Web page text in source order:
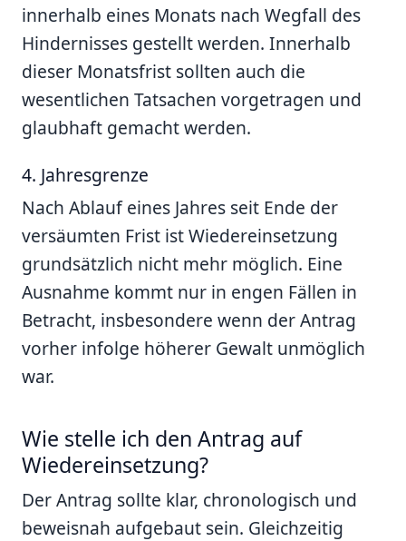
innerhalb eines Monats nach Wegfall des
Hindernisses gestellt werden. Innerhalb
dieser Monatsfrist sollten auch die
wesentlichen Tatsachen vorgetragen und
glaubhaft gemacht werden.
4. Jahresgrenze
Nach Ablauf eines Jahres seit Ende der
versäumten Frist ist Wiedereinsetzung
grundsätzlich nicht mehr möglich. Eine
Ausnahme kommt nur in engen Fällen in
Betracht, insbesondere wenn der Antrag
vorher infolge höherer Gewalt unmöglich
war.
Wie stelle ich den Antrag auf
Wiedereinsetzung?
Der Antrag sollte klar, chronologisch und
beweisnah aufgebaut sein. Gleichzeitig